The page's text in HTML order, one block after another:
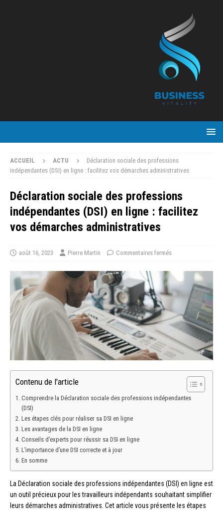
ACCUEIL ACTU
Déclaration sociale des professions
indépendantes (DSI) en ligne : facilitez vos démarches administratives
Déclaration sociale des professions
indépendantes (DSI) en ligne : facilitez
vos démarches administratives
août 16, 2023 Pierre Martin Commentaires fermés
Contenu de l'article
Comprendre la Déclaration sociale des professions indépendantes
(DSI)
Les étapes clés pour réaliser sa DSI en ligne
Les avantages de la DSI en ligne
Conseils d’experts pour réussir sa DSI en ligne
L’importance d’une DSI correcte et à jour
En somme
La Déclaration sociale des professions indépendantes (DSI) en ligne est
un outil précieux pour les travailleurs indépendants souhaitant simplifier
leurs démarches administratives. Cet article vous présente les étapes